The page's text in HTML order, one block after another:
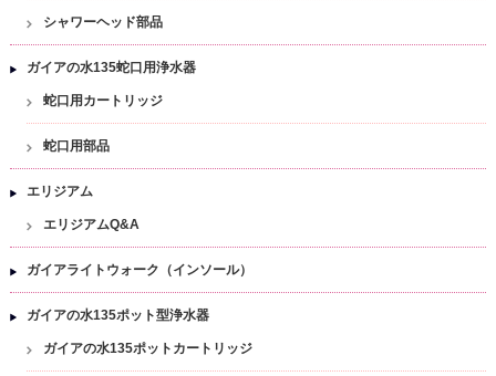
シャワーヘッド部品
ガイアの水135蛇口用浄水器
蛇口用カートリッジ
蛇口用部品
エリジアム
エリジアムQ&A
ガイアライトウォーク（インソール）
ガイアの水135ポット型浄水器
ガイアの水135ポットカートリッジ